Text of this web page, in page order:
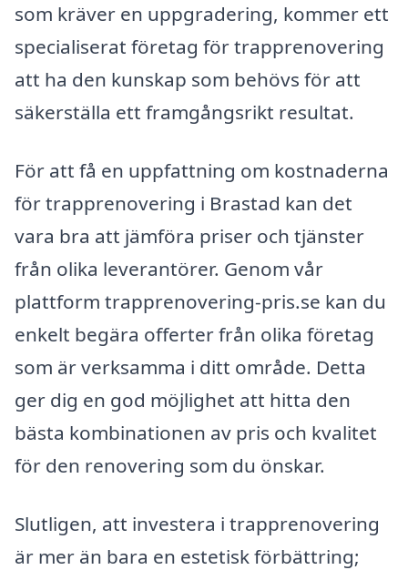
som kräver en uppgradering, kommer ett
specialiserat företag för trapprenovering
att ha den kunskap som behövs för att
säkerställa ett framgångsrikt resultat.
För att få en uppfattning om kostnaderna
för trapprenovering i Brastad kan det
vara bra att jämföra priser och tjänster
från olika leverantörer. Genom vår
plattform trapprenovering-pris.se kan du
enkelt begära offerter från olika företag
som är verksamma i ditt område. Detta
ger dig en god möjlighet att hitta den
bästa kombinationen av pris och kvalitet
för den renovering som du önskar.
Slutligen, att investera i trapprenovering
är mer än bara en estetisk förbättring;